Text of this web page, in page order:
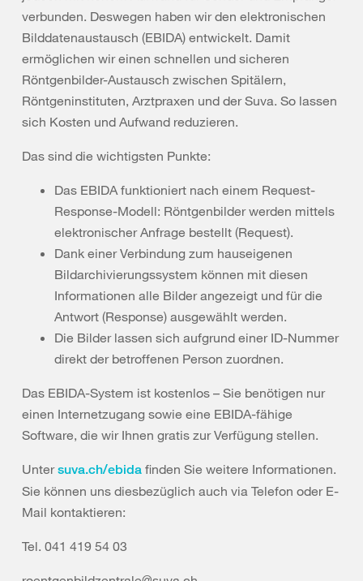
verbunden. Deswegen haben wir den elektronischen
Bilddatenaustausch (EBIDA) entwickelt. Damit
ermöglichen wir einen schnellen und sicheren
Röntgenbilder-Austausch zwischen Spitälern,
Röntgeninstituten, Arztpraxen und der Suva. So lassen
sich Kosten und Aufwand reduzieren.
Das sind die wichtigsten Punkte:
Das EBIDA funktioniert nach einem Request-
Response-Modell: Röntgenbilder werden mittels
elektronischer Anfrage bestellt (Request).
Dank einer Verbindung zum hauseigenen
Bildarchivierungssystem können mit diesen
Informationen alle Bilder angezeigt und für die
Antwort (Response) ausgewählt werden.
Die Bilder lassen sich aufgrund einer ID-Nummer
direkt der betroffenen Person zuordnen.
Das EBIDA-System ist kostenlos – Sie benötigen nur
einen Internetzugang sowie eine EBIDA-fähige
Software, die wir Ihnen gratis zur Verfügung stellen.
Untersuva.ch/ebida finden Sie weitere Informationen.
Sie können uns diesbezüglich auch via Telefon oder E-
Mail kontaktieren:
Tel. 041 419 54 03